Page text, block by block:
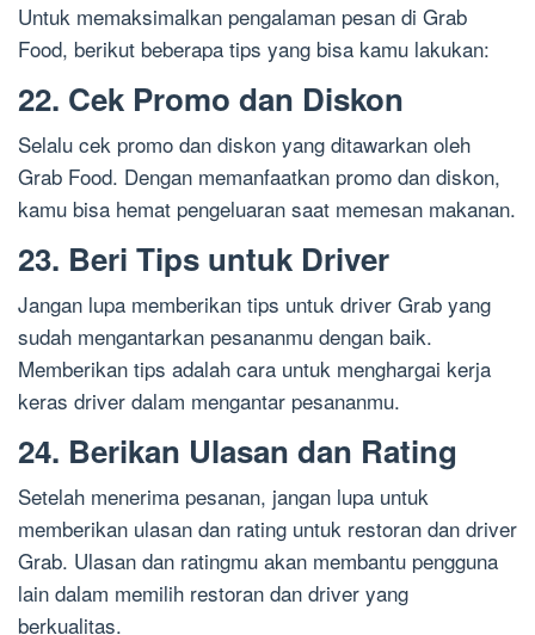
Untuk memaksimalkan pengalaman pesan di Grab
Food, berikut beberapa tips yang bisa kamu lakukan:
22. Cek Promo dan Diskon
Selalu cek promo dan diskon yang ditawarkan oleh
Grab Food. Dengan memanfaatkan promo dan diskon,
kamu bisa hemat pengeluaran saat memesan makanan.
23. Beri Tips untuk Driver
Jangan lupa memberikan tips untuk driver Grab yang
sudah mengantarkan pesananmu dengan baik.
Memberikan tips adalah cara untuk menghargai kerja
keras driver dalam mengantar pesananmu.
24. Berikan Ulasan dan Rating
Setelah menerima pesanan, jangan lupa untuk
memberikan ulasan dan rating untuk restoran dan driver
Grab. Ulasan dan ratingmu akan membantu pengguna
lain dalam memilih restoran dan driver yang
berkualitas.